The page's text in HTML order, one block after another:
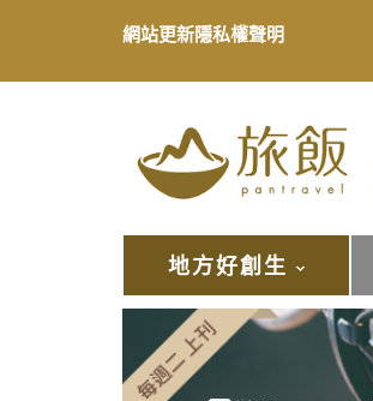
地方好創生
網站更新隱私權聲明